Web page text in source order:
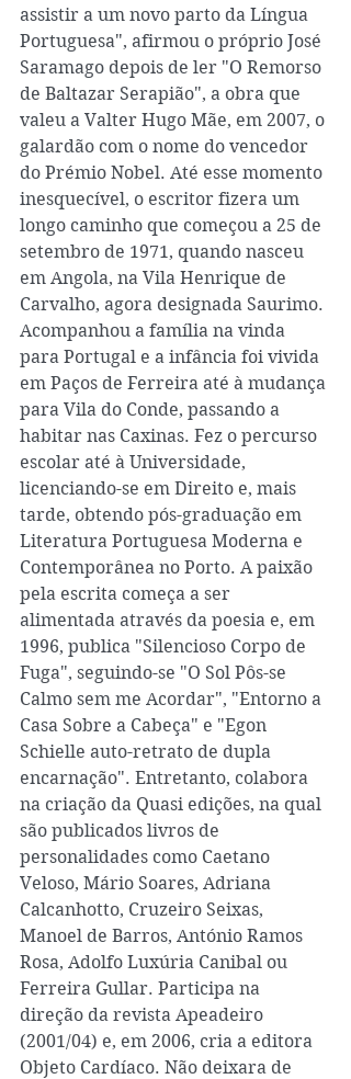
assistir a um novo parto da Língua
Portuguesa", afirmou o próprio José
Saramago depois de ler "O Remorso
de Baltazar Serapião", a obra que
valeu a Valter Hugo Mãe, em 2007, o
galardão com o nome do vencedor
do Prémio Nobel. Até esse momento
inesquecível, o escritor fizera um
longo caminho que começou a 25 de
setembro de 1971, quando nasceu
em Angola, na Vila Henrique de
Carvalho, agora designada Saurimo.
Acompanhou a família na vinda
para Portugal e a infância foi vivida
em Paços de Ferreira até à mudança
para Vila do Conde, passando a
habitar nas Caxinas. Fez o percurso
escolar até à Universidade,
licenciando-se em Direito e, mais
tarde, obtendo pós-graduação em
Literatura Portuguesa Moderna e
Contemporânea no Porto. A paixão
pela escrita começa a ser
alimentada através da poesia e, em
1996, publica "Silencioso Corpo de
Fuga", seguindo-se "O Sol Pôs-se
Calmo sem me Acordar", "Entorno a
Casa Sobre a Cabeça" e "Egon
Schielle auto-retrato de dupla
encarnação". Entretanto, colabora
na criação da Quasi edições, na qual
são publicados livros de
personalidades como Caetano
Veloso, Mário Soares, Adriana
Calcanhotto, Cruzeiro Seixas,
Manoel de Barros, António Ramos
Rosa, Adolfo Luxúria Canibal ou
Ferreira Gullar. Participa na
direção da revista Apeadeiro
(2001/04) e, em 2006, cria a editora
Objeto Cardíaco. Não deixara de